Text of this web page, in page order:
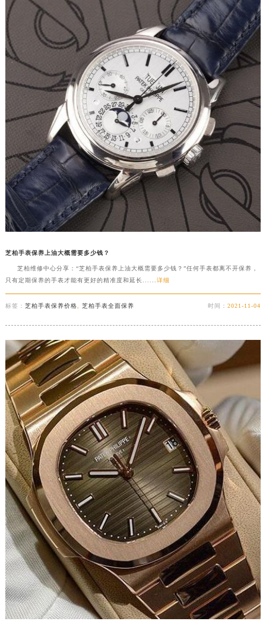
芝柏手表保养上油大概需要多少钱？
芝柏维修中心分享：“芝柏手表保养上油大概需要多少钱？”任何手表都离不开保养，
只有定期保养的手表才能有更好的精准度和延长...... 详细
标签： 芝柏手表保养价格 芝柏手表全面保养 时间：2021-11-04